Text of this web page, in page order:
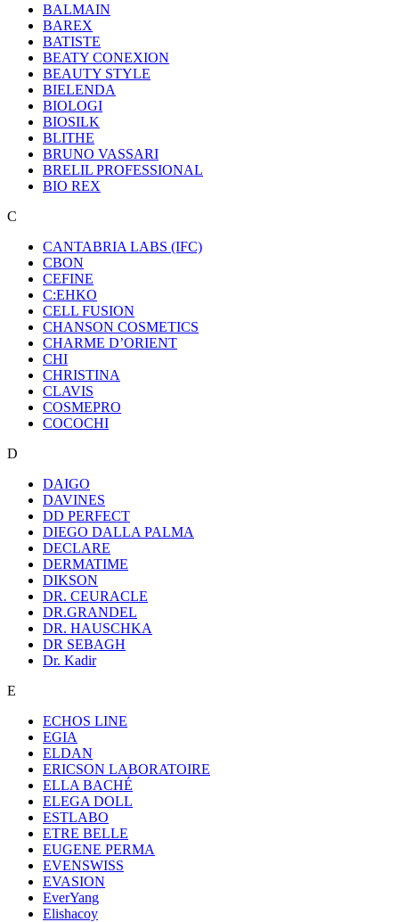
BALMAIN
BAREX
BATISTE
BEATY CONEXION
BEAUTY STYLE
BIELENDA
BIOLOGI
BIOSILK
BLITHE
BRUNO VASSARI
BRELIL PROFESSIONAL
BIO REX
C
CANTABRIA LABS (IFC)
CBON
CEFINE
C:EHKO
CELL FUSION
CHANSON COSMETICS
CHARME D’ORIENT
CHI
CHRISTINA
CLAVIS
COSMEPRO
COCOCHI
D
DAIGO
DAVINES
DD PERFECT
DIEGO DALLA PALMA
DECLARE
DERMATIME
DIKSON
DR. CEURACLE
DR.GRANDEL
DR. HAUSCHKA
DR SEBAGH
Dr. Kadir
E
ECHOS LINE
EGIA
ELDAN
ERICSON LABORATOIRE
ELLA BACHÉ
ELEGA DOLL
ESTLABO
ETRE BELLE
EUGENE PERMA
EVENSWISS
EVASION
EverYang
Elishacoy